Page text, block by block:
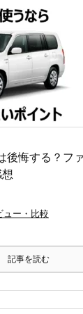
後悔する？フ
ュー・比較
記事を読む